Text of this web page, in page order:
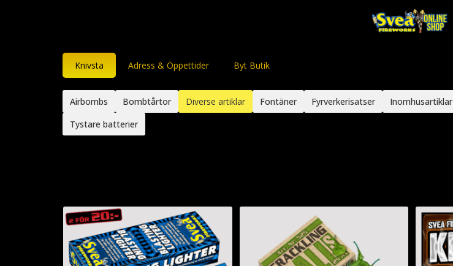
Knivsta Adress & Öppettider Byt Butik
Airbombs Bombtårtor Diverse artiklar Fontäner Fyrverkerisatser Inomhusartiklar
Tystare batterier